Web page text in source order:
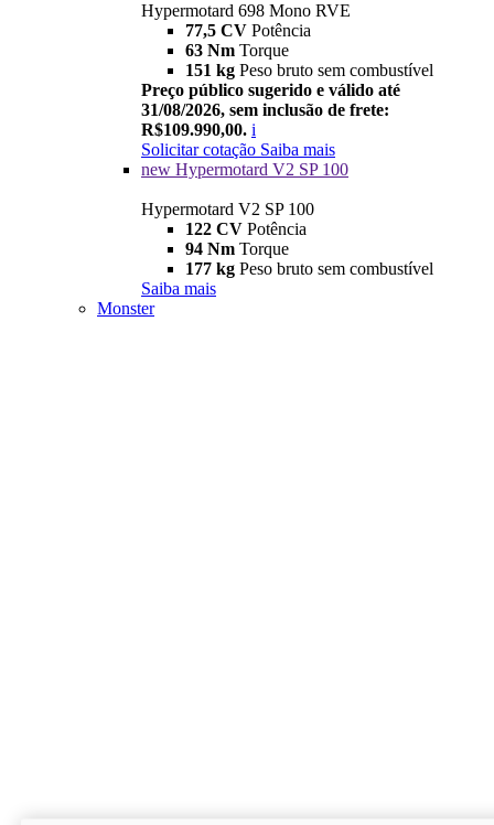
Hypermotard 698 Mono RVE
77,5 CV Potência
63 Nm Torque
151 kg Peso bruto sem combustível
Preço público sugerido e válido até
31/08/2026, sem inclusão de frete:
R$109.990,00. i
Solicitar cotação Saiba mais
new Hypermotard V2 SP 100
Hypermotard V2 SP 100
122 CV Potência
94 Nm Torque
177 kg Peso bruto sem combustível
Saiba mais
Monster